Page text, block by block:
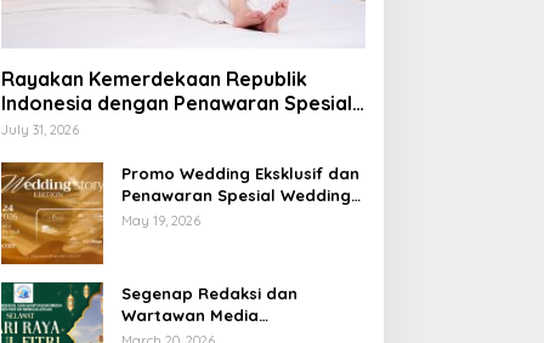
Rayakan Kemerdekaan Republik
Indonesia dengan Penawaran Spesial
Freedom to Relax di Holiday Inn
July 31, 2026
Promo Wedding Eksklusif dan
Penawaran Spesial Wedding
Story Edition 2026 di Swiss-
May 19, 2026
Segenap Redaksi dan
Wartawan Media
Sumberpintar Mengucapkan